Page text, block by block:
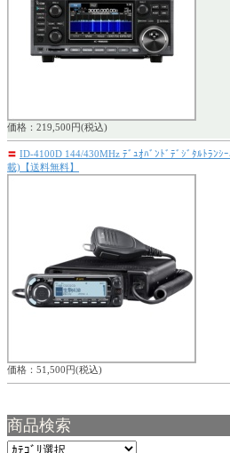
価格：219,500円(税込)
〓 ID-4100D 144/430MHz ﾃﾞｭｵﾊﾞﾝﾄﾞﾃﾞｼﾞﾀﾙﾄﾗﾝ
載)【送料無料】
価格：51,500円(税込)
商品検索